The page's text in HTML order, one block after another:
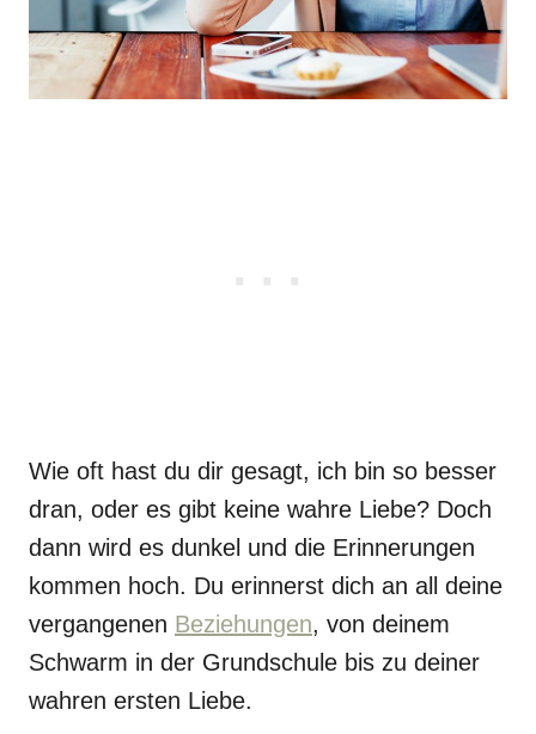
Wie oft hast du dir gesagt, ich bin so besser
dran, oder es gibt keine wahre Liebe? Doch
dann wird es dunkel und die Erinnerungen
kommen hoch. Du erinnerst dich an all deine
vergangenen Beziehungen, von deinem
Schwarm in der Grundschule bis zu deiner
wahren ersten Liebe.